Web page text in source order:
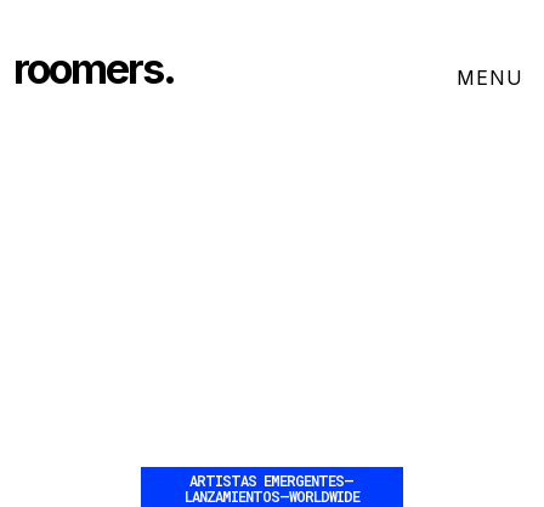
roomers.
ARTISTAS EMERGENTES–
LANZAMIENTOS–WORLDWIDE